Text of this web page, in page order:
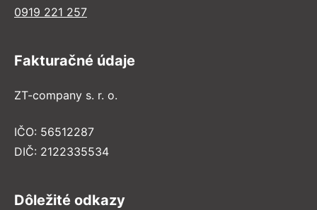
0919 221 257
Fakturačné údaje
ZT-company s. r. o.
IČO: 56512287
DIČ: 2122335534
Dôležité odkazy